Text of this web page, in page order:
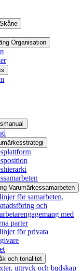
Organisation
Varumärkessamarbeten
för samarbeten,
och
med
parter
för privata
och tonalitet
uttryck och budskap